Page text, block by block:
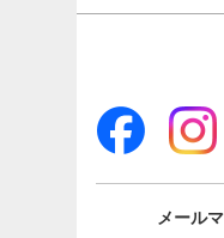
メール